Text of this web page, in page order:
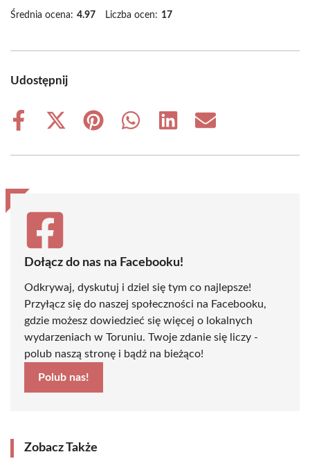
Średnia ocena: 4.97 Liczba ocen: 17
Udostępnij
Share
Share
(Twitter)
Share
Share
Share
Share
Dołącz do nas na Facebooku!
Odkrywaj, dyskutuj i dziel się tym co najlepsze!
Przyłącz się do naszej społeczności na Facebooku,
gdzie możesz dowiedzieć się więcej o lokalnych
wydarzeniach w Toruniu. Twoje zdanie się liczy -
polub naszą stronę i bądź na bieżąco!
Polub nas!
Zobacz Także